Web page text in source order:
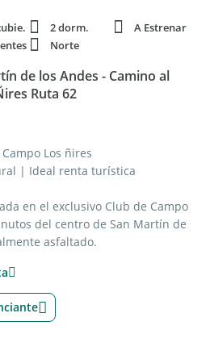
2 dorm.
A Estrenar
Norte
de los Andes - Camino al
Ruta 62
Los ñires
| Ideal renta turística
en el exclusivo Club de Campo
del centro de San Martín de
asfaltado.
funcionalidad y entorno natural
con seguridad y muy bajas